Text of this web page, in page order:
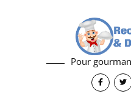
Pour